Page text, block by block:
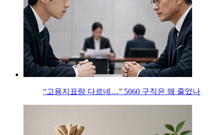
“고용지표랑 다르네…” 5060 구직은 왜 줄었나